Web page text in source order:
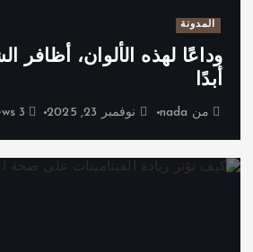
المدونة
وداعًا لهذه الألوان، أظافر
أبدًا
من nada نوفمبر 23, 2025 3 views